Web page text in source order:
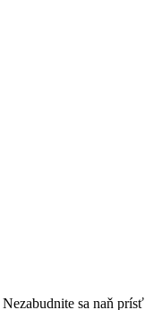
sa naň prísť